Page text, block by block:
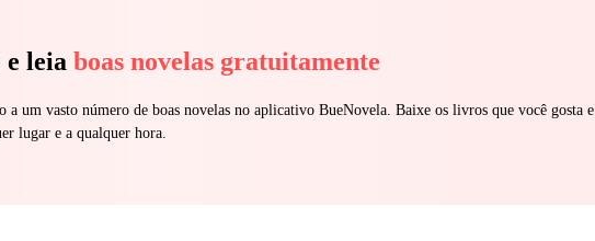
leia boas novelas gratuitamente
a um vasto número de boas novelas no aplicativo BueNovela. Baixe os livros que você gosta e
lugar e a qualquer hora.